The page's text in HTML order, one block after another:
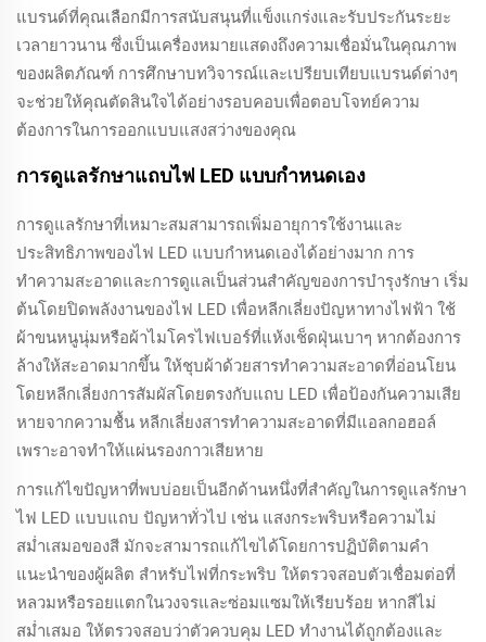
แบรนด์ที่คุณเลือกมีการสนับสนุนที่แข็งแกร่งและรับประกันระยะ
เวลายาวนาน ซึ่งเป็นเครื่องหมายแสดงถึงความเชื่อมั่นในคุณภาพ
ของผลิตภัณฑ์ การศึกษาบทวิจารณ์และเปรียบเทียบแบรนด์ต่างๆ
จะช่วยให้คุณตัดสินใจได้อย่างรอบคอบเพื่อตอบโจทย์ความ
ต้องการในการออกแบบแสงสว่างของคุณ
การดูแลรักษาแถบไฟ LED แบบกำหนดเอง
การดูแลรักษาที่เหมาะสมสามารถเพิ่มอายุการใช้งานและ
ประสิทธิภาพของไฟ LED แบบกำหนดเองได้อย่างมาก การ
ทำความสะอาดและการดูแลเป็นส่วนสำคัญของการบำรุงรักษา เริ่ม
ต้นโดยปิดพลังงานของไฟ LED เพื่อหลีกเลี่ยงปัญหาทางไฟฟ้า ใช้
ผ้าขนหนูนุ่มหรือผ้าไมโครไฟเบอร์ที่แห้งเช็ดฝุ่นเบาๆ หากต้องการ
ล้างให้สะอาดมากขึ้น ให้ชุบผ้าด้วยสารทำความสะอาดที่อ่อนโยน
โดยหลีกเลี่ยงการสัมผัสโดยตรงกับแถบ LED เพื่อป้องกันความเสีย
หายจากความชื้น หลีกเลี่ยงสารทำความสะอาดที่มีแอลกอฮอล์
เพราะอาจทำให้แผ่นรองกาวเสียหาย
การแก้ไขปัญหาที่พบบ่อยเป็นอีกด้านหนึ่งที่สำคัญในการดูแลรักษา
ไฟ LED แบบแถบ ปัญหาทั่วไป เช่น แสงกระพริบหรือความไม่
สม่ำเสมอของสี มักจะสามารถแก้ไขได้โดยการปฏิบัติตามคำ
แนะนำของผู้ผลิต สำหรับไฟที่กระพริบ ให้ตรวจสอบตัวเชื่อมต่อที่
หลวมหรือรอยแตกในวงจรและซ่อมแซมให้เรียบร้อย หากสีไม่
สม่ำเสมอ ให้ตรวจสอบว่าตัวควบคุม LED ทำงานได้ถูกต้องและ